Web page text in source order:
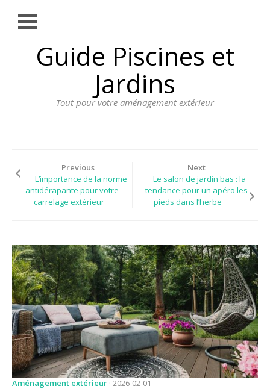
Guide Piscines et
Jardins
Tout pour votre aménagement extérieur
Close
AMÉNAGEMENT
EXTÉRIEUR
PLANTATIONS
REVÊTEMENT
DOSSIER
JARDIN
CONSEILS ET
ASTUCES
GUIDES
JARDIN
ENTRETIEN
Previous
L’importance de la norme
antidérapante pour votre
carrelage extérieur
Next
Le salon de jardin bas : la
tendance pour un apéro les
pieds dans l’herbe
Aménagement extérieur · 2026-02-01